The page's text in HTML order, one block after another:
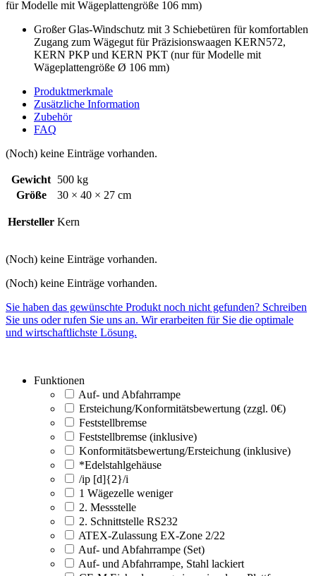
für Modelle mit Wägeplattengröße 106 mm)
Großer Glas-Windschutz mit 3 Schiebetüren für komfortablen
Zugang zum Wägegut für Präzisionswaagen KERN572,
KERN PKP und KERN PKT (nur für Modelle mit
Wägeplattengröße Ø 106 mm)
Produktmerkmale
Zusätzliche Information
Zubehör
FAQ
(Noch) keine Einträge vorhanden.
Gewicht 500 kg
Größe
30 × 40 × 27 cm
Hersteller Kern
(Noch) keine Einträge vorhanden.
(Noch) keine Einträge vorhanden.
Sie haben das gewünschte Produkt noch nicht gefunden? Schreiben
Sie uns oder rufen Sie uns an. Wir erarbeiten für Sie die optimale
und wirtschaftlichste Lösung.
Funktionen
Auf- und Abfahrrampe
Ersteichung/Konformitätsbewertung (zzgl. 0€)
Feststellbremse
Feststellbremse (inklusive)
Konformitätsbewertung/Ersteichung (inklusive)
*Edelstahlgehäuse
/ip [d]{2}/i
1 Wägezelle weniger
2. Messstelle
2. Schnittstelle RS232
ATEX-Zulassung EX-Zone 2/22
Auf- und Abfahrrampe (Set)
Auf- und Abfahrrampe, Stahl lackiert